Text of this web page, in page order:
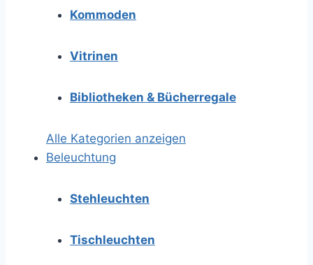
Kommoden
Vitrinen
Bibliotheken & Bücherregale
Alle Kategorien anzeigen
Beleuchtung
Stehleuchten
Tischleuchten